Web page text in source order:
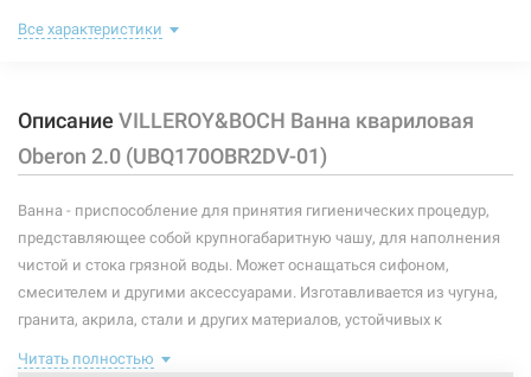
Комплектация:
Объем:
Размер:
Тип монтажа: пристенный
Форма: прямоугольная
Материал:
Все характеристики
Описание VILLEROY&BOCH Ванна квариловая
Oberon 2.0 (UBQ170OBR2DV-01)
Ванна - приспособление для принятия гигиенических процедур,
представляющее собой крупногабаритную чашу, для наполнения
чистой и стока грязной воды. Может оснащаться сифоном,
смесителем и другими аксессуарами. Изготавливается из чугуна,
гранита, акрила, стали и других материалов, устойчивых к
Читать полностью